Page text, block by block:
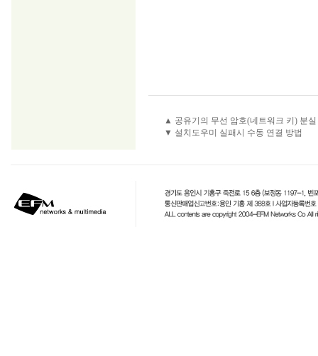
▲ 공유기의 무선 암호(네트워크 키) 분
▼ 설치도우미 실패시 수동 연결 방법